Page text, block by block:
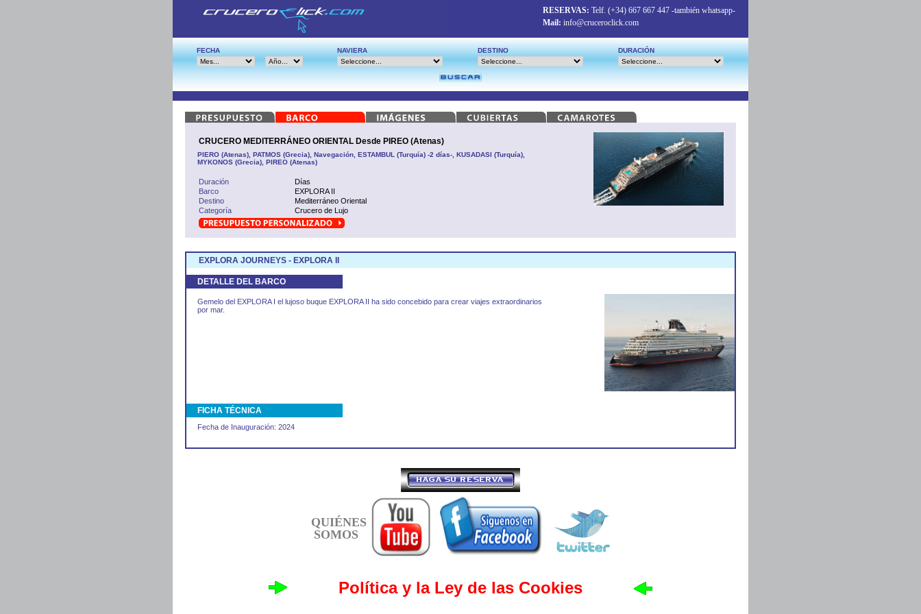
RESERVAS: Telf. (+34) 667 667 447 -también whatsapp-
Mail: info@cruceroclick.com
FECHA NAVIERA DESTINO DURACIÓN
CRUCERO MEDITERRÁNEO ORIENTAL Desde PIREO (Atenas)
PIERO (Atenas), PATMOS (Grecia), Navegación, ESTAMBUL (Turquía) -2 días-, KUSADASI (Turquía),
MYKONOS (Grecia), PIREO (Atenas)
Duración
Días
Barco
EXPLORA II
Destino
Mediterráneo Oriental
Categoría
Crucero de Lujo
EXPLORA JOURNEYS - EXPLORA II
DETALLE DEL BARCO
Gemelo del EXPLORA I el lujoso buque EXPLORA II ha sido concebido para crear viajes extraordinarios
por mar.
FICHA TÉCNICA
Fecha de Inauguración: 2024
QUIÉNES
SOMOS
Política y la Ley de las Cookies